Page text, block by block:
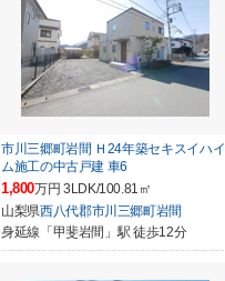
市川三郷町岩間 Ｈ24年築セキスイハイ
ム施工の中古戸建 車6
1,800万円 3LDK/100.81㎡
山梨県西八代郡市川三郷町岩間
身延線「甲斐岩間」駅 徒歩12分